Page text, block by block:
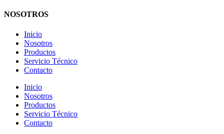
NOSOTROS
Inicio
Nosotros
Productos
Servicio Técnico
Contacto
Inicio
Nosotros
Productos
Servicio Técnico
Contacto